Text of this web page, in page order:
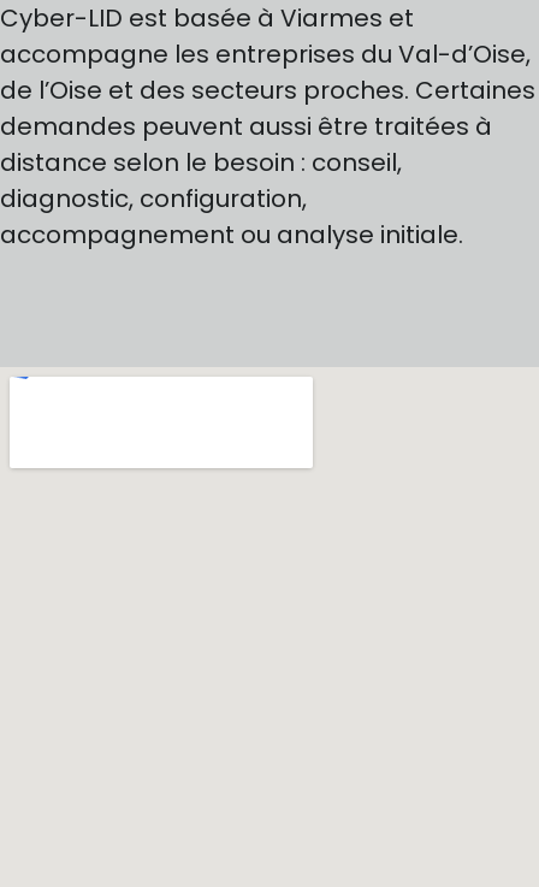
Cyber-LID est basée à Viarmes et
accompagne les entreprises du Val-d’Oise,
de l’Oise et des secteurs proches. Certaines
demandes peuvent aussi être traitées à
distance selon le besoin : conseil,
diagnostic, configuration,
accompagnement ou analyse initiale.